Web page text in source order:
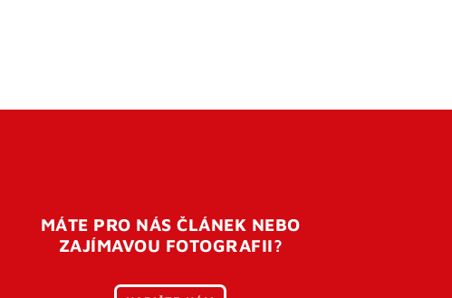
MÁTE PRO NÁS ČLÁNEK NEBO
ZAJÍMAVOU FOTOGRAFII?